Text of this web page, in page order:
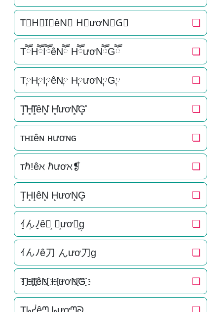
T⃒H⃒I⃒êN⃒ H⃒ươN⃒G⃒ ❏
TཽHཽIཽêNཽ HཽươNཽGཽ ❏
T༙H༙I༙êN༙ H༙ươN༙G༙ ❏
T͓̽H͓̽I͓̽êN͓̽ H͓̽ươN͓̽G͓̽ ❏
ᴛʜɪêɴ ʜươɴɢ ❏
тℏ!êℵ ℏươℵ❡ ❏
T̝H̝I̝êN̝ H̝ươN̝G̝ ❏
ｲ̝ん̝ﾉ̝ê刀̝ ん̝ươ刀̝g̝ ❏
ｲんﾉê刀 んươ刀g ❏
T҈H҈I҈êN҈ H҈ươN҈G҈ ❏